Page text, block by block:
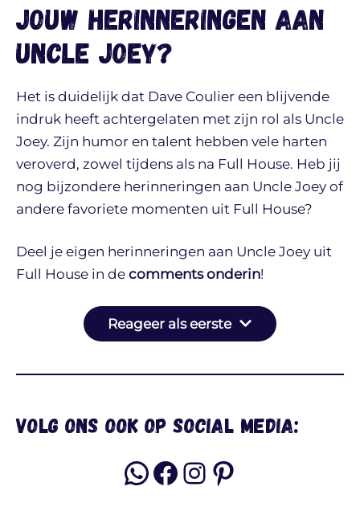
Jouw herinneringen aan
Uncle JOey?
Het is duidelijk dat Dave Coulier een blijvende
indruk heeft achtergelaten met zijn rol als Uncle
Joey. Zijn humor en talent hebben vele harten
veroverd, zowel tijdens als na Full House. Heb jij
nog bijzondere herinneringen aan Uncle Joey of
andere favoriete momenten uit Full House?
Deel je eigen herinneringen aan Uncle Joey uit
Full House in de comments onderin!
Reageer als eerste
Volg ons ook op social media:
WhatsApp
Facebook
Instagram
Pinterest